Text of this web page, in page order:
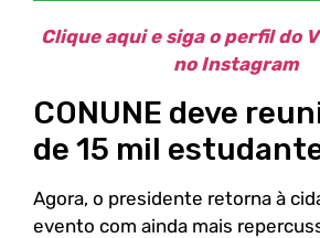
Clique aqui e siga o perfil do
no Instagram
CONUNE deve
de 15 mil
Agora, o presidente retorna à
evento com ainda mais